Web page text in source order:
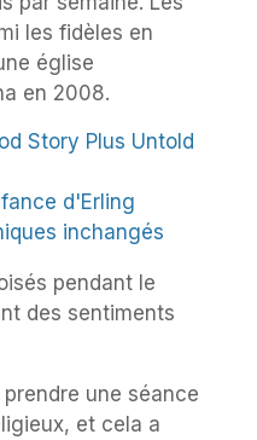
les fidèles en
église
en 2008.
d'Erling
inchangés
pendant le
des sentiments
une séance
et cela a